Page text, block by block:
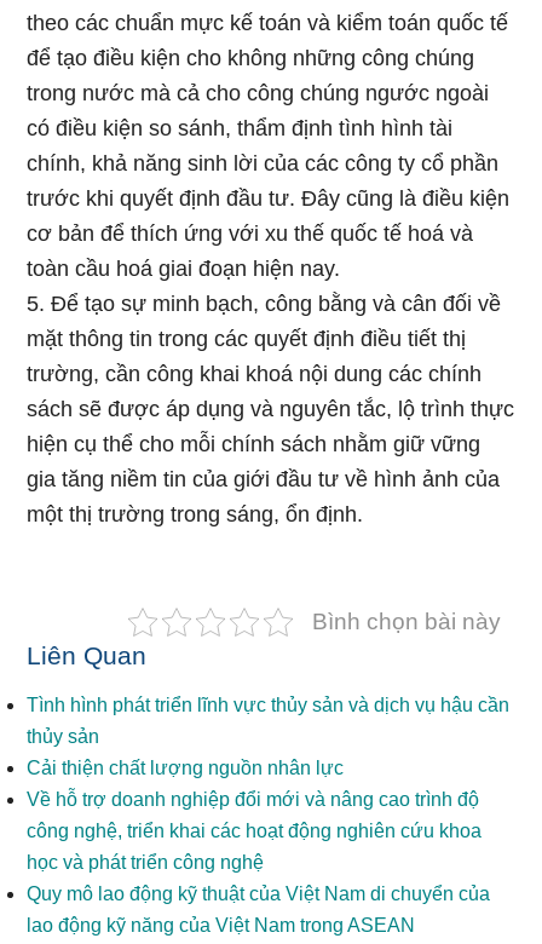
theo các chuẩn mực kế toán và kiểm toán quốc tế
để tạo điều kiện cho không những công chúng
trong nước mà cả cho công chúng ngước ngoài
có điều kiện so sánh, thẩm định tình hình tài
chính, khả năng sinh lời của các công ty cổ phần
trước khi quyết định đầu tư. Đây cũng là điều kiện
cơ bản để thích ứng với xu thế quốc tế hoá và
toàn cầu hoá giai đoạn hiện nay.
5. Để tạo sự minh bạch, công bằng và cân đối về
mặt thông tin trong các quyết định điều tiết thị
trường, cần công khai khoá nội dung các chính
sách sẽ được áp dụng và nguyên tắc, lộ trình thực
hiện cụ thể cho mỗi chính sách nhằm giữ vững
gia tăng niềm tin của giới đầu tư về hình ảnh của
một thị trường trong sáng, ổn định.
Bình chọn bài này
Liên Quan
Tình hình phát triển lĩnh vực thủy sản và dịch vụ hậu cần
thủy sản
Cải thiện chất lượng nguồn nhân lực
Về hỗ trợ doanh nghiệp đổi mới và nâng cao trình độ
công nghệ, triển khai các hoạt động nghiên cứu khoa
học và phát triển công nghệ
Quy mô lao động kỹ thuật của Việt Nam di chuyển của
lao động kỹ năng của Việt Nam trong ASEAN